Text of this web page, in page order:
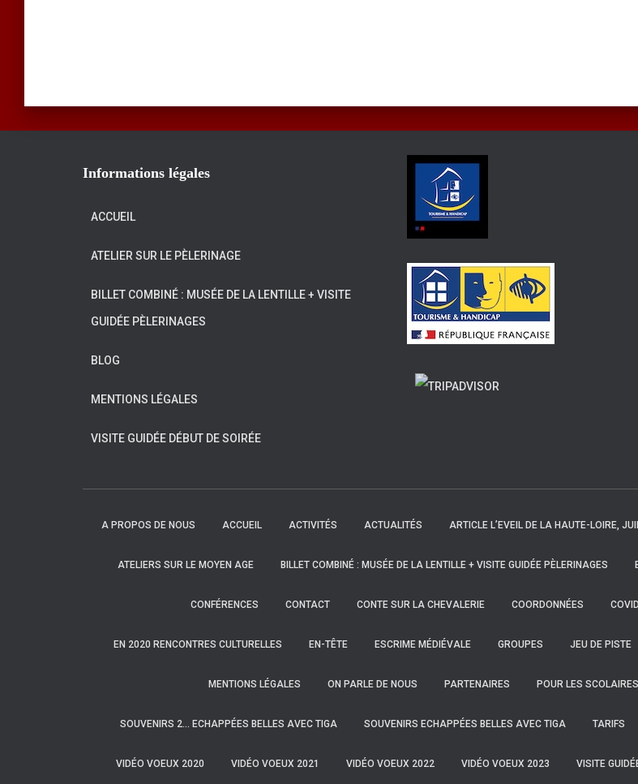
Informations légales
ACCUEIL
ATELIER SUR LE PÈLERINAGE
BILLET COMBINÉ : MUSÉE DE LA LENTILLE + VISITE
GUIDÉE PÈLERINAGES
BLOG
MENTIONS LÉGALES
VISITE GUIDÉE DÉBUT DE SOIRÉE
A PROPOS DE NOUS ACCUEIL ACTIVITÉS ACTUALITÉS ARTICLE L’EVEIL DE LA HAUTE-LOIRE,
ATELIERS SUR LE MOYEN AGE BILLET COMBINÉ : MUSÉE DE LA LENTILLE + VISITE GUIDÉE PÈLERINAGES
CONFÉRENCES CONTACT CONTE SUR LA CHEVALERIE COORDONNÉES
EN 2020 RENCONTRES CULTURELLES EN-TÊTE ESCRIME MÉDIÉVALE GROUPES JEU DE PISTE
MENTIONS LÉGALES ON PARLE DE NOUS PARTENAIRES POUR LES SCOLAIRES
SOUVENIRS 2… ECHAPPÉES BELLES AVEC TIGA SOUVENIRS ECHAPPÉES BELLES AVEC TIGA TARIFS
VIDÉO VOEUX 2020 VIDÉO VOEUX 2021 VIDÉO VOEUX 2022 VIDÉO VOEUX 2023 VISITE